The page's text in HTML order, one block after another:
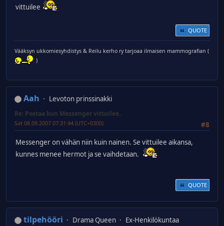
vittuilee
QUOTE
Vääksyn ukkomiesyhdistys & Reilu kerho ry tarjoaa ilmaisen mammografian (
)
Aah Levoton prinssinakki
Re: Postaa kun Messenger vittuilee..
#8
Sat 08.09.2007 07:31:44 (UTC+0300)
Messenger on vähän niin kuin nainen. Se vittuilee aikansa,
kunnes menee hermot ja se vaihdetaan.
QUOTE
tilpehööri Drama Queen Ex-Henkilökuntaa